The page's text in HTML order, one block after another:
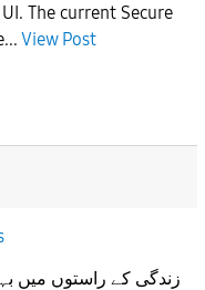
The current Secure
View Post
زندگی کے راستوں میں